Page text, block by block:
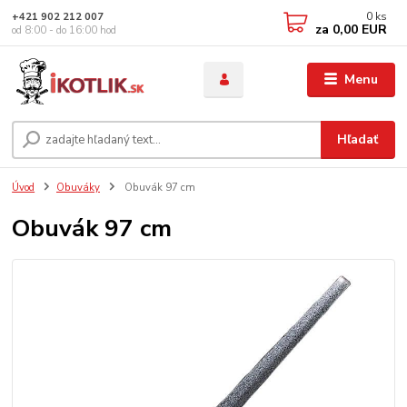
Menu
Hľadať
+421 902 212 007
od 8:00 - do 16:00 hod
0 ks
za 0,00 EUR
Úvod Obuváky Obuvák 97 cm
Obuvák 97 cm